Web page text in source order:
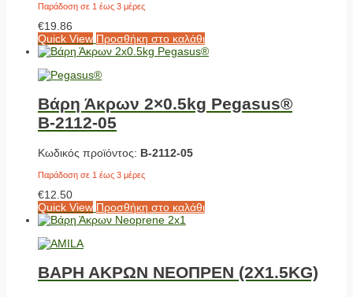
Παράδοση σε 1 έως 3 μέρες
€19.86
Quick View Προσθήκη στο καλάθι
Βάρη Άκρων 2×0.5kg Pegasus®
Β-2112-05
Κωδικός προϊόντος: Β-2112-05
Παράδοση σε 1 έως 3 μέρες
€12.50
Quick View Προσθήκη στο καλάθι
ΒΑΡΗ ΑΚΡΩΝ ΝΕΟΠΡΕΝ (2X1.5KG)